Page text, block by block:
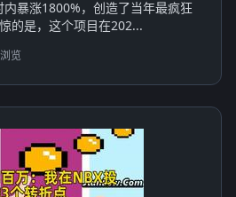
暴涨1800%，创造了当年最疯狂
的是，这个项目在202...
览